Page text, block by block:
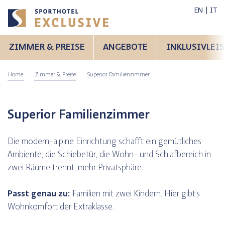
Rennrad
EN IT
ZIMMER & PREISE ANGEBOTE
Home Zimmer & Preise Superior Familienzimmer
Superior Familienzimmer
Die modern-alpine Einrichtung schafft ein gemütliches
Ambiente, die Schiebetür, die Wohn- und Schlafbereich in
zwei Räume trennt, mehr Privatsphäre.
Passt genau zu: Familien mit zwei Kindern. Hier gibt’s
Wohnkomfort der Extraklasse.